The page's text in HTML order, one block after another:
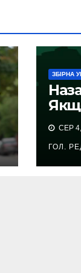
ЗБІРНА
СЕР
ГОЛ.